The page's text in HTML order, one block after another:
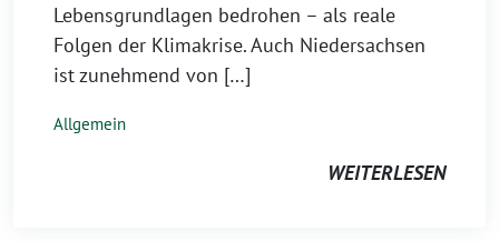
Lebensgrundlagen bedrohen – als reale
Folgen der Klimakrise. Auch Niedersachsen
ist zunehmend von […]
Allgemein
WEITERLESEN